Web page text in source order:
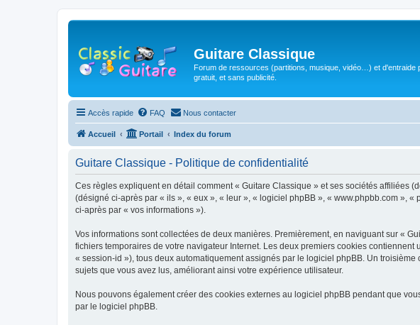
Guitare Classique
Forum de ressources (partitions, musique, vidéo…) et d'entraide
gratuit, et sans publicité.
Accès rapide FAQ Nous contacter
Accueil Portail Index du forum
Guitare Classique - Politique de confidentialité
Ces règles expliquent en détail comment « Guitare Classique » et ses sociétés affiliées
(désigné ci-après par « ils », « eux », « leur », « logiciel phpBB », « www.phpbb.com »,
ci-après par « vos informations »).
Vos informations sont collectées de deux manières. Premièrement, en naviguant sur «
fichiers temporaires de votre navigateur Internet. Les deux premiers cookies
« session-id »), tous deux automatiquement assignés par le logiciel phpBB. Un
sujets que vous avez lus, améliorant ainsi votre expérience utilisateur.
Nous pouvons également créer des cookies externes au logiciel phpBB pendant que
par le logiciel phpBB.